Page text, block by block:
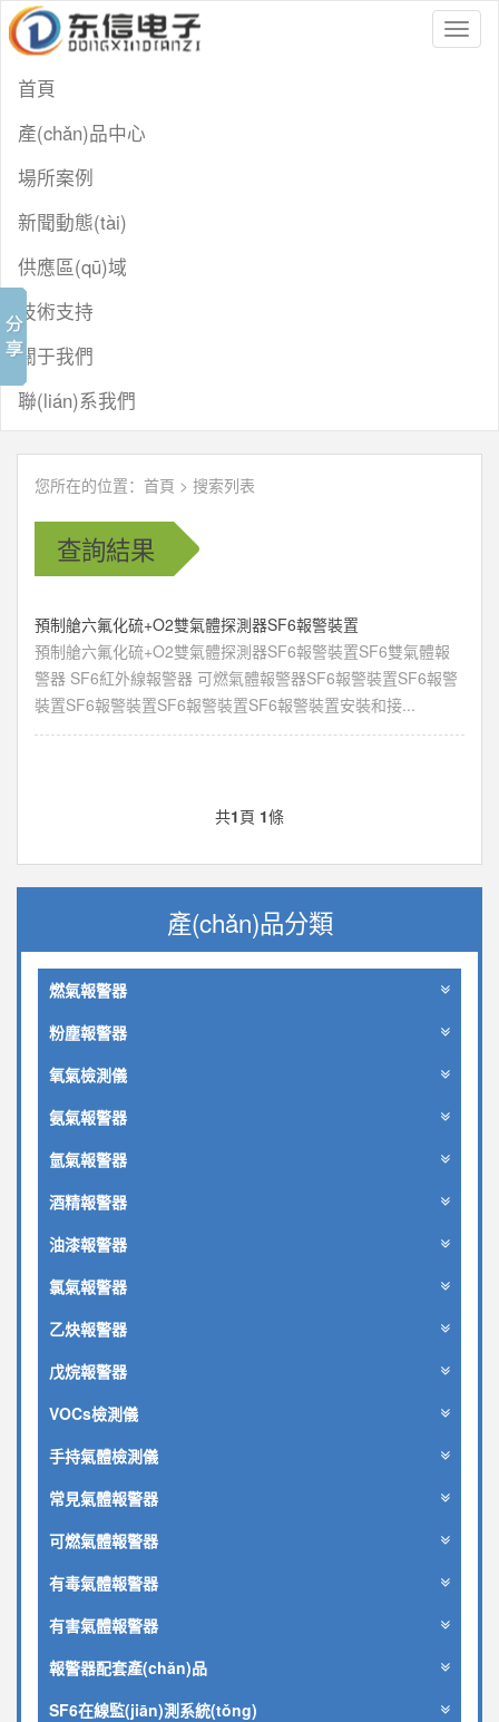
首頁
產(chǎn)品中心
場所案例
新聞動態(tài)
供應區(qū)域
技術支持
關于我們
聯(lián)系我們
您所在的位置： 首頁 > 搜索列表
查詢結果
預制艙六氟化硫+O2雙氣體探測器SF6報警裝置
預制艙六氟化硫+O2雙氣體探測器SF6報警裝置SF6雙氣體報
警器 SF6紅外線報警器 可燃氣體報警器SF6報警裝置SF6報警
裝置SF6報警裝置SF6報警裝置SF6報警裝置安裝和接...
共1頁 1條
產(chǎn)品分類
燃氣報警器
粉塵報警器
氧氣檢測儀
氨氣報警器
氫氣報警器
酒精報警器
油漆報警器
氯氣報警器
乙炔報警器
戊烷報警器
VOCs檢測儀
手持氣體檢測儀
常見氣體報警器
可燃氣體報警器
有毒氣體報警器
有害氣體報警器
報警器配套產(chǎn)品
SF6在線監(jiān)測系統(tǒng)